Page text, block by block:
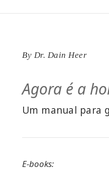
By Dr. Dain Heer
Agora é a
Um manual para
E-books: